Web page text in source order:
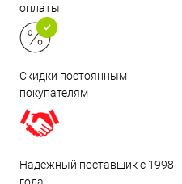
оплаты
Скидки постоянным
покупателям
Надежный поставщик с 1998
года